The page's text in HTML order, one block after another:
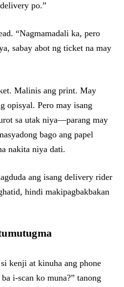
po.”
“Nagmamadali ka, pero
sabay abot ng ticket na may
Malinis ang print. May
opisyal. Pero may isang
sa utak niya—parang may
bago ang papel
nakita niya dati.
ang isang delivery rider
hindi makipagbakbakan
kenji at kinuha ang phone
i-scan ko muna?” tanong